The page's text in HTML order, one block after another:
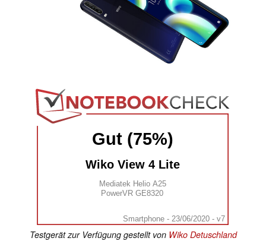
Gut (75%)
Wiko View 4 Lite
Mediatek Helio A25
PowerVR GE8320
Smartphone - 23/06/2020 - v7
Testgerät zur Verfügung gestellt von Wiko Detuschland